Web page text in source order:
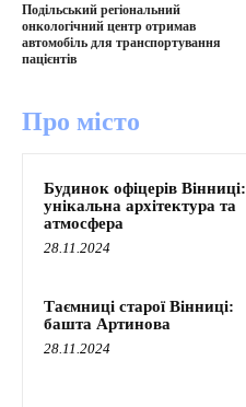
Подільський регіональний
онкологічний центр отримав
автомобіль для транспортування
пацієнтів
Про місто
Будинок офіцерів Вінниці:
унікальна архітектура та
атмосфера
28.11.2024
Таємниці старої Вінниці:
башта Артинова
28.11.2024